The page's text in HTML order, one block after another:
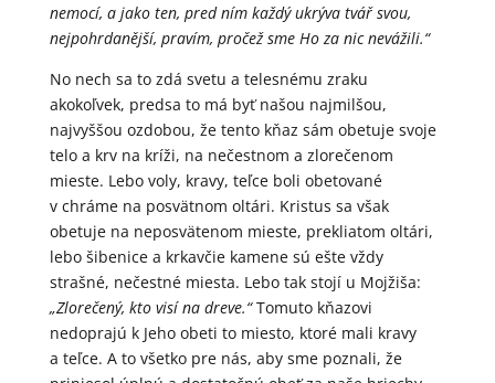
nemocí, a jako ten, pred ním každý ukrýva tvář svou,
nejpohrdanější, pravím, pročež sme Ho za nic nevážili.“
No nech sa to zdá svetu a telesnému zraku
akokoľvek, predsa to má byť našou najmilšou,
najvyššou ozdobou, že tento kňaz sám obetuje svoje
telo a krv na kríži, na nečestnom a zlorečenom
mieste. Lebo voly, kravy, teľce boli obetované
v chráme na posvätnom oltári. Kristus sa však
obetuje na neposvätenom mieste, prekliatom oltári,
lebo šibenice a krkavčie kamene sú ešte vždy
strašné, nečestné miesta. Lebo tak stojí u Mojžiša:
„Zlorečený, kto visí na dreve.“Tomuto kňazovi
nedoprajú k Jeho obeti to miesto, ktoré mali kravy
a teľce. A to všetko pre nás, aby sme poznali, že